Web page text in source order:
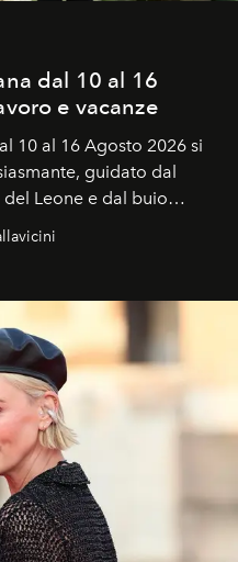
dal 10 al 16
e vacanze
10 al 16 Agosto 2026 si
guidato dal
Leone e dal buio